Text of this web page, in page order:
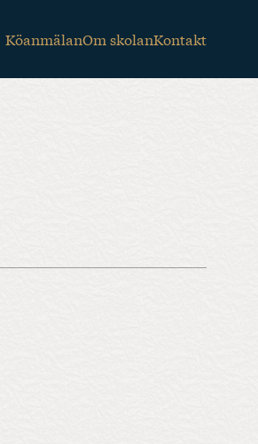
KöanmälanOm skolanKontakt